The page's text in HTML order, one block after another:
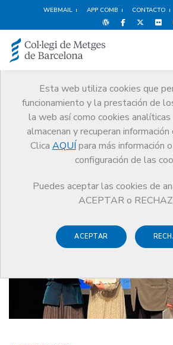
WEBMAIL APP COMB CONTACTO
Esta web utiliza cookies que
funcionamiento y la prestación de
la web así como cookies
almacenan y recuperan información
Clica AQUÍ para más información
configuración de las
Puedes aceptar las cookies de
ACEPTAR o
ACEPTAR
Noticias
Comunicación
Noticias
El Colegio de Médicos de Barcelona entrega
Llobregat 2021